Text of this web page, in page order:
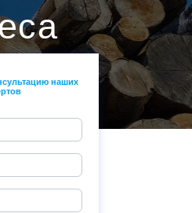
наших